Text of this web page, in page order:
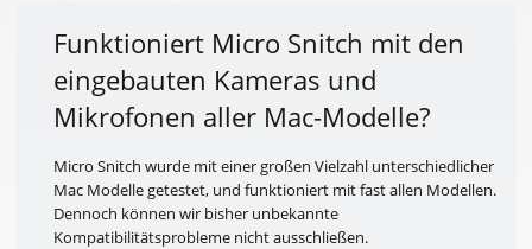
Shop
Support
Blog
Funktioniert Micro Snitch mit den
eingebauten Kameras und
Mikrofonen aller Mac-Modelle?
Micro Snitch wurde mit einer großen Vielzahl unterschiedlicher
Mac Modelle getestet, und funktioniert mit fast allen Modellen.
Dennoch können wir bisher unbekannte
Kompatibilitätsprobleme nicht ausschließen.